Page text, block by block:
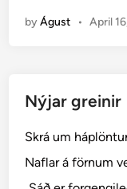
byÁgust • April
Nýjar greinir
Skrá um
Naflar á förnum